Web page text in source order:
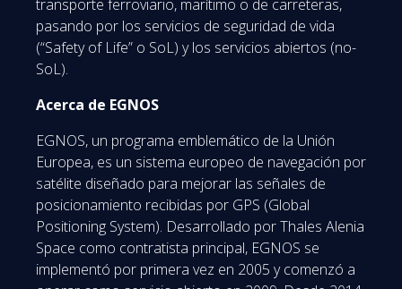
transporte ferroviario, marítimo o de carreteras,
pasando por los servicios de seguridad de vida
(“Safety of Life” o SoL) y los servicios abiertos (no-
SoL).
Acerca de EGNOS
EGNOS, un programa emblemático de la Unión
Europea, es un sistema europeo de navegación por
satélite diseñado para mejorar las señales de
posicionamiento recibidas por GPS (Global
Positioning System). Desarrollado por Thales Alenia
Space como contratista principal, EGNOS se
implementó por primera vez en 2005 y comenzó a